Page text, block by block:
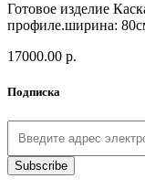
Готовое изделие
профиле.ширина:
17000.00 р.
Подписка